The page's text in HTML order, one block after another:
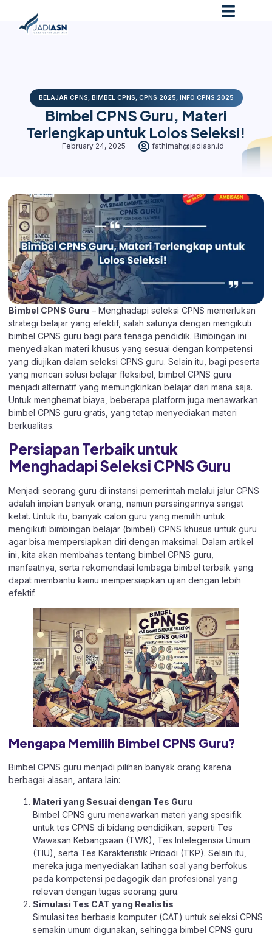
BELAJAR CPNS BIMBEL CPNS CPNS 2025 INFO CPNS 2025
Bimbel CPNS Guru, Materi
Terlengkap untuk Lolos Seleksi!
February 24, 2025 fathimah@jadiasn.id
Bimbel CPNS Guru – Menghadapi seleksi CPNS memerlukan
strategi belajar yang efektif, salah satunya dengan mengikuti
bimbel CPNS guru bagi para tenaga pendidik. Bimbingan ini
menyediakan materi khusus yang sesuai dengan kompetensi
yang diujikan dalam seleksi CPNS guru. Selain itu, bagi peserta
yang mencari solusi belajar fleksibel, bimbel CPNS guru
menjadi alternatif yang memungkinkan belajar dari mana saja.
Untuk menghemat biaya, beberapa platform juga menawarkan
bimbel CPNS guru gratis, yang tetap menyediakan materi
berkualitas.
Persiapan Terbaik untuk
Menghadapi Seleksi CPNS Guru
Menjadi seorang guru di instansi pemerintah melalui jalur CPNS
adalah impian banyak orang, namun persaingannya sangat
ketat. Untuk itu, banyak calon guru yang memilih untuk
mengikuti bimbingan belajar (bimbel) CPNS khusus untuk guru
agar bisa mempersiapkan diri dengan maksimal. Dalam artikel
ini, kita akan membahas tentang bimbel CPNS guru,
manfaatnya, serta rekomendasi lembaga bimbel terbaik yang
dapat membantu kamu mempersiapkan ujian dengan lebih
efektif.
Mengapa Memilih Bimbel CPNS Guru?
Bimbel CPNS guru menjadi pilihan banyak orang karena
berbagai alasan, antara lain:
Materi yang Sesuai dengan Tes Guru
Bimbel CPNS guru menawarkan materi yang spesifik
untuk tes CPNS di bidang pendidikan, seperti Tes
Wawasan Kebangsaan (TWK), Tes Intelegensia Umum
(TIU), serta Tes Karakteristik Pribadi (TKP). Selain itu,
mereka juga menyediakan latihan soal yang berfokus
pada kompetensi pedagogik dan profesional yang
relevan dengan tugas seorang guru.
Simulasi Tes CAT yang Realistis
Simulasi tes berbasis komputer (CAT) untuk seleksi CPNS
semakin umum digunakan, sehingga bimbel CPNS guru